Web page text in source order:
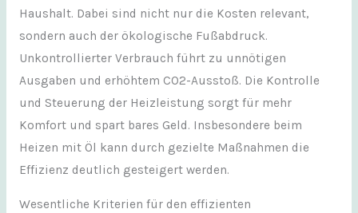
Haushalt. Dabei sind nicht nur die Kosten relevant,
sondern auch der ökologische Fußabdruck.
Unkontrollierter Verbrauch führt zu unnötigen
Ausgaben und erhöhtem CO2-Ausstoß. Die Kontrolle
und Steuerung der Heizleistung sorgt für mehr
Komfort und spart bares Geld. Insbesondere beim
Heizen mit Öl kann durch gezielte Maßnahmen die
Effizienz deutlich gesteigert werden.
Wesentliche Kriterien für den effizienten